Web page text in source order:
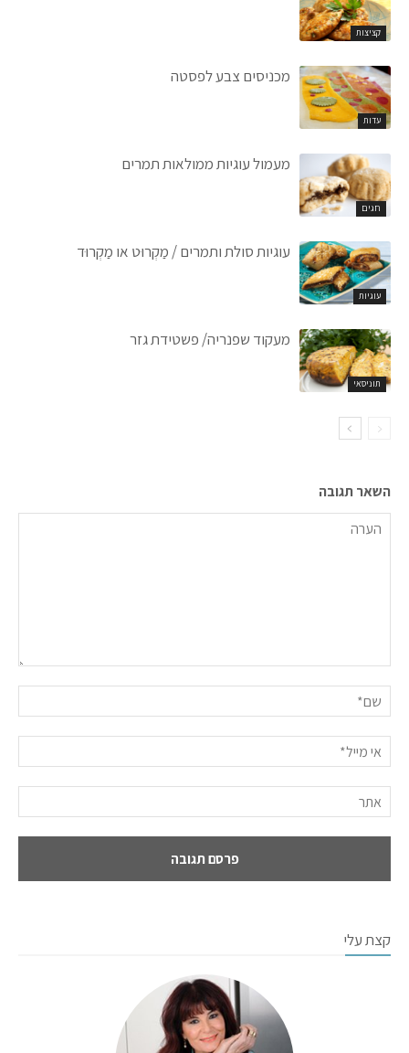
קציצות
עדות
מכניסים צבע לפסטה
חגים
מעמול עוגיות ממולאות תמרים
עוגיות
עוגיות סולת ותמרים / מַקְרוּט או מַקְרוּד
תוניסאי
מעקוד שפנריה/ פשטידת גזר
השאר תגובה
קצת עלי